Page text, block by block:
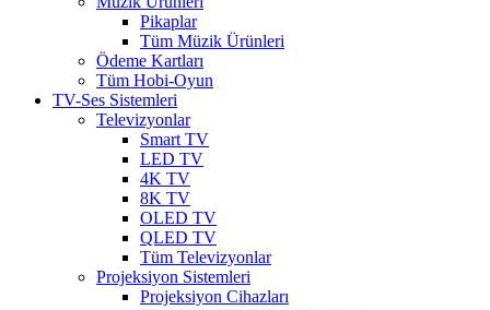
Pikaplar
Tüm Müzik Ürünleri
Ödeme Kartları
Tüm Hobi-Oyun
TV-Ses Sistemleri
Televizyonlar
Smart TV
LED TV
4K TV
8K TV
OLED TV
QLED TV
Tüm Televizyonlar
Projeksiyon Sistemleri
Projeksiyon Cihazları